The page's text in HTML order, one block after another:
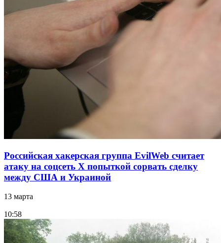
Российская хакерская группа EvilWeb считает
атаку на соцсеть Х попыткой сорвать сделку
между США и Украиной
13 марта
10:58